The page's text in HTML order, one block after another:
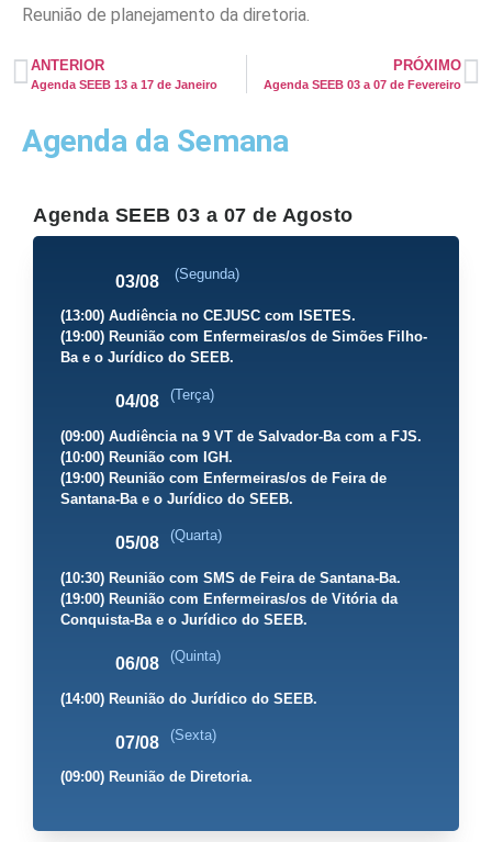
Reunião de planejamento da diretoria.
ANTERIOR
Agenda SEEB 13 a 17 de Janeiro
PRÓXIMO
Agenda SEEB 03 a 07 de Fevereiro
Agenda da Semana
Agenda SEEB 03 a 07 de Agosto
03/08 (Segunda)
(13:00) Audiência no CEJUSC com ISETES.
(19:00) Reunião com Enfermeiras/os de Simões Filho-
Ba e o Jurídico do SEEB.
04/08 (Terça)
(09:00) Audiência na 9 VT de Salvador-Ba com a FJS.
(10:00) Reunião com IGH.
(19:00) Reunião com Enfermeiras/os de Feira de
Santana-Ba e o Jurídico do SEEB.
05/08 (Quarta)
(10:30) Reunião com SMS de Feira de Santana-Ba.
(19:00) Reunião com Enfermeiras/os de Vitória da
Conquista-Ba e o Jurídico do SEEB.
06/08 (Quinta)
(14:00) Reunião do Jurídico do SEEB.
07/08 (Sexta)
(09:00) Reunião de Diretoria.